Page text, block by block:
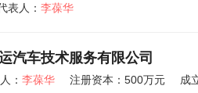
表人： 李葆华
汽车技术服务有限公司
： 李葆华 注册资本：500万元
成